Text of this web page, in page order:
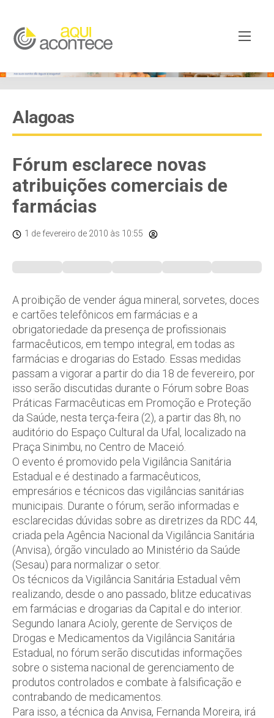
Alagoas
Fórum esclarece novas
atribuições comerciais de
farmácias
1 de fevereiro de 2010 às 10:55
A proibição de vender água mineral, sorvetes, doces
e cartões telefônicos em farmácias e a
obrigatoriedade da presença de profissionais
farmacêuticos, em tempo integral, em todas as
farmácias e drogarias do Estado. Essas medidas
passam a vigorar a partir do dia 18 de fevereiro, por
isso serão discutidas durante o Fórum sobre Boas
Práticas Farmacêuticas em Promoção e Proteção
da Saúde, nesta terça-feira (2), a partir das 8h, no
auditório do Espaço Cultural da Ufal, localizado na
Praça Sinimbu, no Centro de Maceió.
O evento é promovido pela Vigilância Sanitária
Estadual e é destinado a farmacêuticos,
empresários e técnicos das vigilâncias sanitárias
municipais. Durante o fórum, serão informadas e
esclarecidas dúvidas sobre as diretrizes da RDC 44,
criada pela Agência Nacional da Vigilância Sanitária
(Anvisa), órgão vinculado ao Ministério da Saúde
(Sesau) para normalizar o setor.
Os técnicos da Vigilância Sanitária Estadual vêm
realizando, desde o ano passado, blitze educativas
em farmácias e drogarias da Capital e do interior.
Segundo Ianara Acioly, gerente de Serviços de
Drogas e Medicamentos da Vigilância Sanitária
Estadual, no fórum serão discutidas informações
sobre o sistema nacional de gerenciamento de
produtos controlados e combate à falsificação e
contrabando de medicamentos.
Para isso, a técnica da Anvisa, Fernanda Moreira, irá